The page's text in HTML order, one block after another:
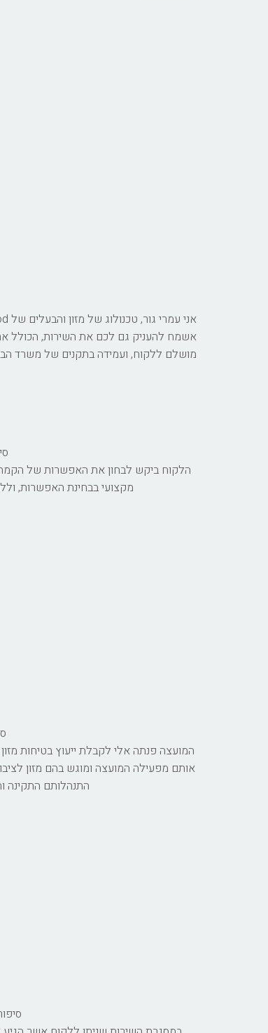
אשמח להעניק גם לכם את השירות, הכולל את
מושלם ללקוח, ועמידה בתקנים של משרד
הלקוח ביקש לבחון את האפשרות של הקמת
מקצועי בבחינת האפשרות,
המועצה פנתה אלי לקבלת ייעוץ בטיחות
אותם מפעילה המועצה ומוגש בהם מזון
התנהלותם התקינה